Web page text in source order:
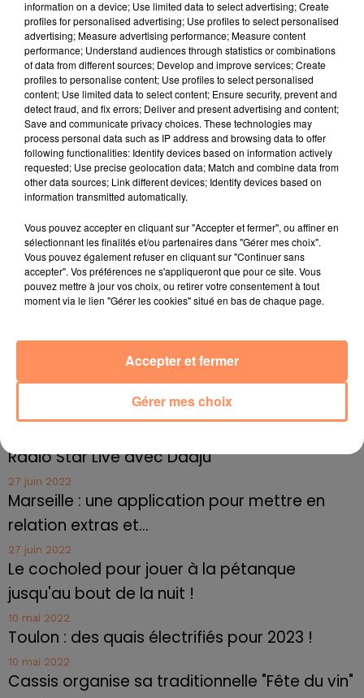
expliqué dans un communiqué le ministre de
l'Intérieur Christophe Castaner et son secrétaire d'Etat
Laurent Nuñez en rendant hommage aux secouristes.
Une enquête devra établir les circonstances exactes
du drame.
La vigilance rouge levée
Quelques heures plus tôt, les fortes pluies qui se sont
abattues dimanche soir ont donc aussi fait deux morts
dans le Var, selon la préfecture de ce département. A
Fréjus, le propriétaire d'une pension de chevaux sorti
pour veiller sur ses animaux a été emporté par les
eaux. Dans la commune de Saint-Paul-en-Forêt, un
berger apparemment parti dans la nuit pour faire
rentrer ses bêtes, a lui été emporté dans son 4x4,
alors qu'il tentait de franchir un gué. Son corps a été
300 m en aval de là où il avait été vu pour la dernière
fil actus
Radio Star Live avec Dadju
27 juin 2022
Marseille : une application pour mettre en
relation extras et...
27 juin 2022
Le cocholed pour jouer à la pétanque
jusqu'au bout de la nuit !
10 mai 2022
Toulon : des quais électrifiés pour 2023 !
10 mai 2022
Cassis organise sa traditionnelle "Fête du vin"
information on a device; Use limited data to select advertising; Create
profiles for personalised advertising; Use profiles to select personalised
advertising; Measure advertising performance; Measure content
performance; Understand audiences through statistics or combinations
of data from different sources; Develop and improve services; Create
profiles to personalise content; Use profiles to select personalised
content; Use limited data to select content; Ensure security, prevent and
detect fraud, and fix errors; Deliver and present advertising and content;
Save and communicate privacy choices. These technologies may
process personal data such as IP address and browsing data to offer
following functionalities: Identify devices based on information actively
requested; Use precise geolocation data; Match and combine data from
other data sources; Link different devices; Identify devices based on
information transmitted automatically.
Vous pouvez accepter en cliquant sur "Accepter et fermer", ou affiner en
sélectionnant les finalités et/ou partenaires dans "Gérer mes choix".
Vous pouvez également refuser en cliquant sur "Continuer sans
accepter". Vos préférences ne s'appliqueront que pour ce site. Vous
pouvez mettre à jour vos choix, ou retirer votre consentement à tout
moment via le lien "Gérer les cookies" situé en bas de chaque page.
Gérer mes choix
Accepter et fermer